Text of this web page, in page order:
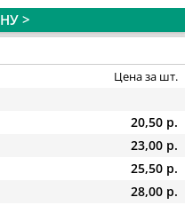
>
Цена за шт.
20,50 р.
23,00 р.
25,50 р.
28,00 р.